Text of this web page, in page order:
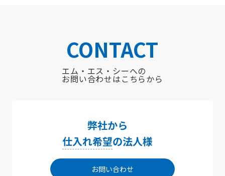
CONTACT
エム・エス・シーへの
お問い合わせはこちらから
弊社から
仕入れ希望の法人様
お問い合わせ